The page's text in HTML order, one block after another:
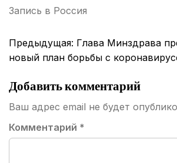
Запись в Россия
Навигация
по
Предыдущая: Глава Минздрава
новый план борьбы с
Добавить комментарий
Ваш адрес email не будет
Комментарий *